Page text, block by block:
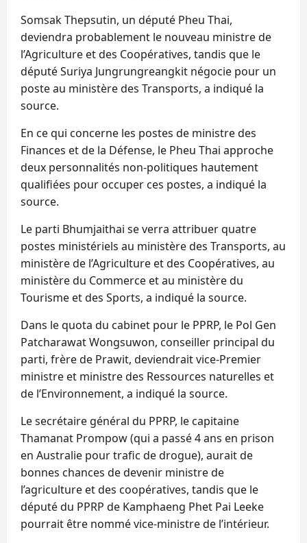
Somsak Thepsutin, un député Pheu Thai,
deviendra probablement le nouveau ministre de
l’Agriculture et des Coopératives, tandis que le
député Suriya Jungrungreangkit négocie pour un
poste au ministère des Transports, a indiqué la
source.
En ce qui concerne les postes de ministre des
Finances et de la Défense, le Pheu Thai approche
deux personnalités non-politiques hautement
qualifiées pour occuper ces postes, a indiqué la
source.
Le parti Bhumjaithai se verra attribuer quatre
postes ministériels au ministère des Transports, au
ministère de l’Agriculture et des Coopératives, au
ministère du Commerce et au ministère du
Tourisme et des Sports, a indiqué la source.
Dans le quota du cabinet pour le PPRP, le Pol Gen
Patcharawat Wongsuwon, conseiller principal du
parti, frère de Prawit, deviendrait vice-Premier
ministre et ministre des Ressources naturelles et
de l’Environnement, a indiqué la source.
Le secrétaire général du PPRP, le capitaine
Thamanat Prompow (qui a passé 4 ans en prison
en Australie pour trafic de drogue), aurait de
bonnes chances de devenir ministre de
l’agriculture et des coopératives, tandis que le
député du PPRP de Kamphaeng Phet Pai Leeke
pourrait être nommé vice-ministre de l’intérieur.